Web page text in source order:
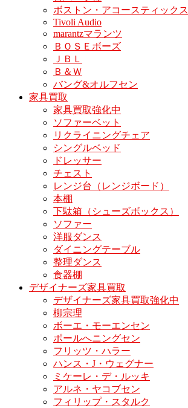
ボストン・アコースティックス
Tivoli Audio
marantzマランツ
ＢＯＳＥボーズ
ＪＢＬ
Ｂ＆Ｗ
バング&オルフセン
家具買取
家具買取強化中
ソファーベット
リクライニングチェア
シングルベッド
ドレッサー
チェスト
レンジ台（レンジボード）
本棚
下駄箱（シューズボックス）
ソファー
洋服ダンス
ダイニングテーブル
整理ダンス
食器棚
デザイナーズ家具買取
デザイナーズ家具買取強化中
柳宗理
ボーエ・モーエンセン
ポールへニングセン
フリッツ・ハラー
ハンス・J・ウェグナー
ミケーレ・デ・ルッキ
アルネ・ヤコブセン
フィリップ・スタルク